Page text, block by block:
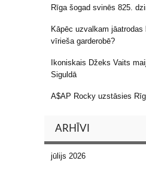
Rīga šogad svinēs 825.
Kāpēc uzvalkam
vīrieša garderobē?
Ikoniskais Džeks Vaits
Siguldā
A$AP Rocky uzstāsies
ARHĪVI
jūlijs 2026